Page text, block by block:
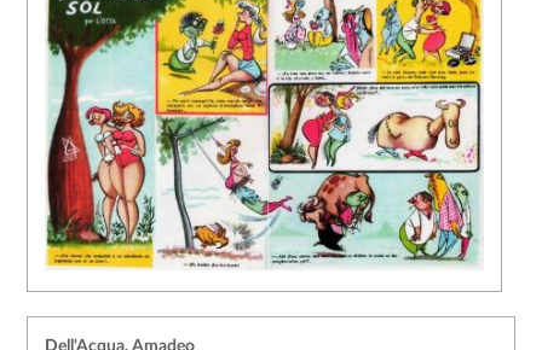
Dell'Acqua, Amadeo